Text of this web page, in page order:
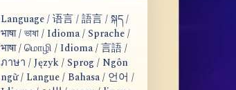
Language / 语言 / 語言 / སྐད /
भाषा / ভাষা / Idioma / Sprache /
भाषा / மொழி / Idioma / 言語 /
ภาษา / Język / Sprog / Ngôn
ngữ / Langue / Bahasa / 언어 /